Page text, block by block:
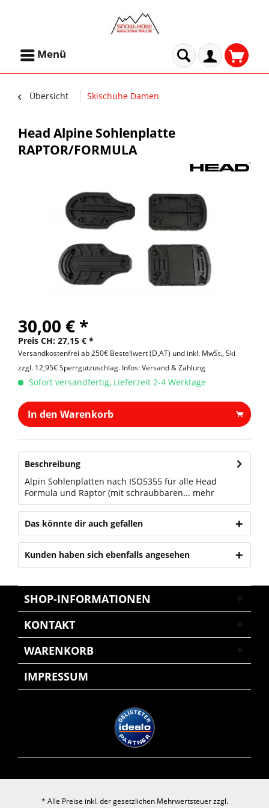
Menü
Übersicht Skischuhe Damen
Head Alpine Sohlenplatte
RAPTOR/FORMULA
30,00 € *
Preis CH: 27,15 € *
Versandkostenfrei ab 250€ Bestellwert (D,AT) und inkl. MwSt., Ski
zzgl. 12,95€ Sperrgutzuschlag. Infos: Versand & Zahlung
Sofort versandfertig, Lieferzeit 2-4 Werktage
In den Warenkorb
Beschreibung
Alpin Sohlenplatten nach ISO5355 für alle Head
Formula und Raptor (mit schraubbaren... mehr
Das könnte dir auch gefallen
Kunden haben sich ebenfalls angesehen
SHOP-INFORMATIONEN
KONTAKT
WARENKORB
IMPRESSUM
* Alle Preise inkl. der gesetzlichen Mehrwertsteuer zzgl.